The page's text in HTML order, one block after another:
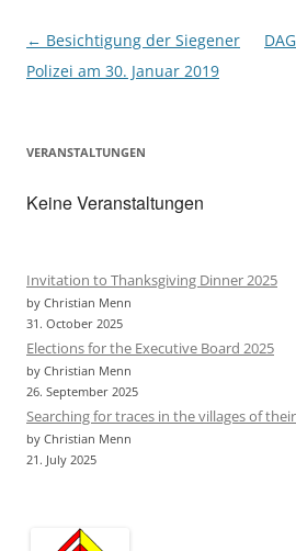
Post
navigation
← Besichtigung der Siegener
Polizei am 30. Januar 2019
VERANSTALTUNGEN
Keine Veranstaltungen
Invitation to Thanksgiving Dinner 2025
by Christian Menn
31. October 2025
Elections for the Executive Board 2025
by Christian Menn
26. September 2025
Searching for traces in the villages of
by Christian Menn
21. July 2025